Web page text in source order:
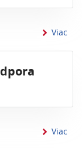
Viac
Viac